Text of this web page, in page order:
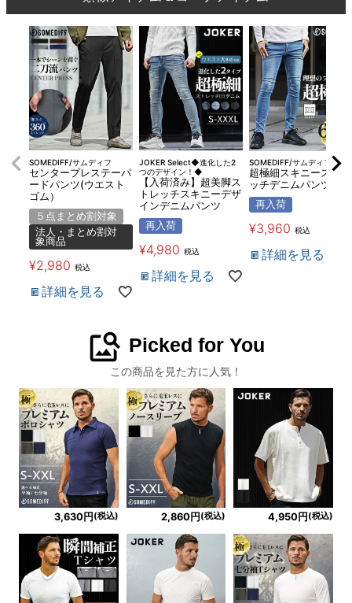
SOMEDIFF/サムディフ
センタープレステーパ
ードパンツ(ウエスト
ゴム）
５点まとめ割対象
法人・まとめ割対
象商品
¥2,980 税込
詳細を見る
JOKER Select◆進化した2
つのデザイン！◆
【入荷済み】超美脚ス
トレッチスキニーデザ
インデニムパンツ
再入荷
¥4,980 税込
詳細を見る
SOMEDIFF/サムディフ
超極細スキニーストレ
ッチデニムパンツ
再入荷
¥3,960 税込
詳細を見る
image_search Picked for You
この商品を見た方に人気！
3,630円 (税込) 2,860円 (税込) 4,950円 (税込)